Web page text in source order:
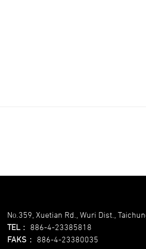
No.359, Xuetian Rd., Wuri Dist.,
TEL： 886-4-23385818
FAKS ： 886-4-23380035